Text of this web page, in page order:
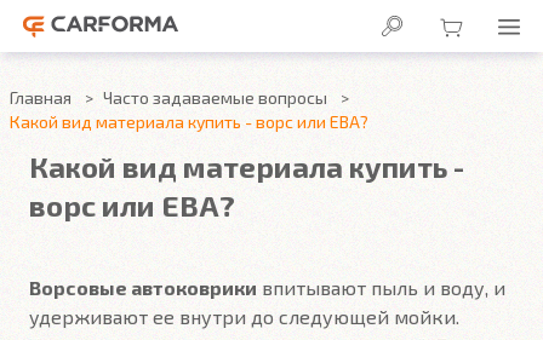
Главная
Часто задаваемые вопросы
Какой вид материала купить - ворс или ЕВА?
Какой вид материала купить -
ворс или ЕВА?
Ворсовые автоковрики впитывают пыль и воду, и
удерживают ее внутри до следующей мойки.